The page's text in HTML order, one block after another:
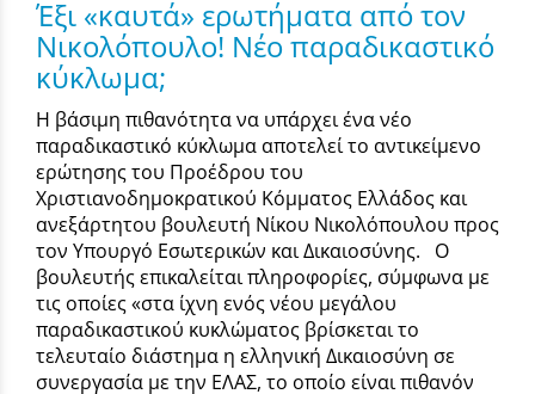
Έξι «καυτά» ερωτήματα από τον
Νικολόπουλο! Νέο παραδικαστικό
κύκλωμα;
Η βάσιμη πιθανότητα να υπάρχει ένα νέο
παραδικαστικό κύκλωμα αποτελεί το αντικείμενο
ερώτησης του Προέδρου του
Χριστιανοδημοκρατικού Κόμματος Ελλάδος και
ανεξάρτητου βουλευτή Νίκου Νικολόπουλου προς
τον Υπουργό Εσωτερικών και Δικαιοσύνης. Ο
βουλευτής επικαλείται πληροφορίες, σύμφωνα με
τις οποίες «στα ίχνη ενός νέου μεγάλου
παραδικαστικού κυκλώματος βρίσκεται το
τελευταίο διάστημα η ελληνική Δικαιοσύνη σε
συνεργασία με την ΕΛΑΣ, το οποίο είναι πιθανόν